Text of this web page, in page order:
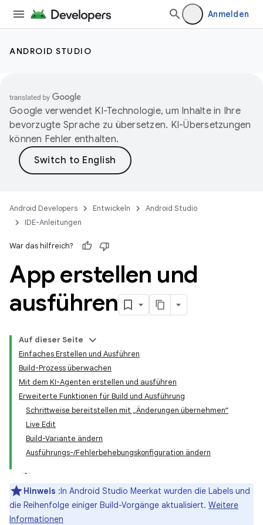
Anmelden
ANDROID STUDIO
Google verwendet KI-Technologie, um Inhalte in Ihre
bevorzugte Sprache zu übersetzen. KI-Übersetzungen
können Fehler enthalten.
Android Developers Entwickeln
Android Studio
IDE-Anleitungen
War das hilfreich?
App erstellen und
ausführen
Auf dieser Seite
Einfaches Erstellen und Ausführen
Build-Prozess überwachen
Mit dem KI-Agenten erstellen und ausführen
Erweiterte Funktionen für Build und Ausführung
Schrittweise bereitstellen mit „Änderungen übernehmen“
Live Edit
Build-Variante ändern
Ausführungs-/Fehlerbehebungskonfiguration ändern
Hinweis :In Android Studio Meerkat wurden die Labels und
die Reihenfolge einiger Build-Vorgänge aktualisiert. Weitere
Informationen